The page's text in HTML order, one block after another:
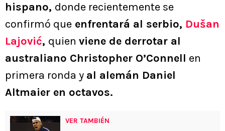
hispano, donde recientemente se
confirmó que enfrentará al serbio, Dušan
Lajović, quien viene de derrotar al
australiano Christopher O’Connell en
primera ronda y al alemán Daniel
Altmaier en octavos.
VER TAMBIÉN